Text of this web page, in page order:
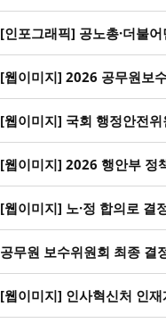
[인포그래픽] 공노총·더불
[웹이미지] 2026 공무원보
[웹이미지] 국회 행정안전
[웹이미지] 2026 행안부 정
[웹이미지] 노·정 합의로 결
공무원 보수위원회 최종 결
[웹이미지] 인사혁신처 인